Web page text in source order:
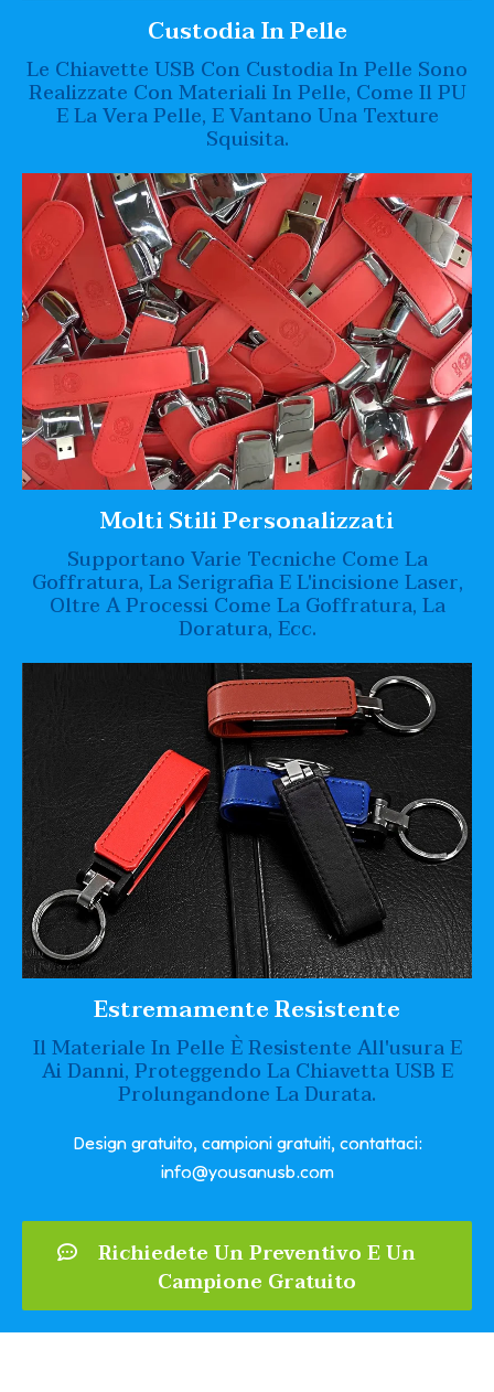
Custodia In Pelle
Le Chiavette USB Con Custodia In Pelle Sono
Realizzate Con Materiali In Pelle, Come Il PU
E La Vera Pelle, E Vantano Una Texture
Squisita.
Molti Stili Personalizzati
Supportano Varie Tecniche Come La
Goffratura, La Serigrafia E L'incisione Laser,
Oltre A Processi Come La Goffratura, La
Doratura, Ecc.
Estremamente Resistente
Il Materiale In Pelle È Resistente All'usura E
Ai Danni, Proteggendo La Chiavetta USB E
Prolungandone La Durata.
Design gratuito, campioni gratuiti, contattaci:
info@yousanusb.com
Richiedete Un Preventivo E Un
Campione Gratuito